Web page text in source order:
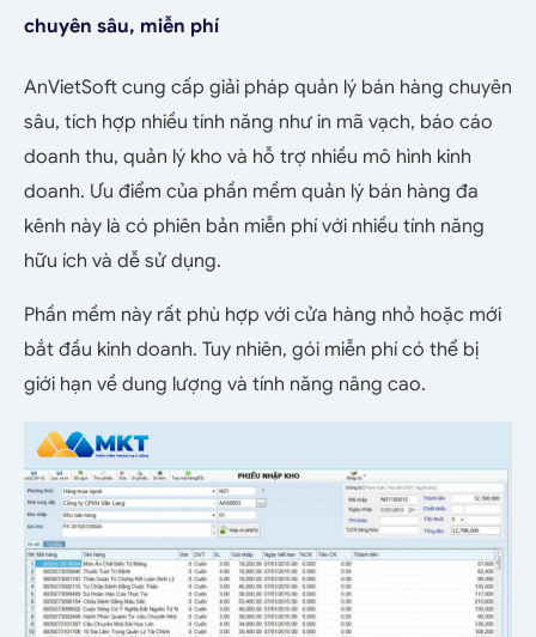
chuyên sâu, miễn phí
AnVietSoft cung cấp giải pháp quản lý bán hàng chuyên
sâu, tích hợp nhiều tính năng như in mã vạch, báo cáo
doanh thu, quản lý kho và hỗ trợ nhiều mô hình kinh
doanh. Ưu điểm của phần mềm quản lý bán hàng đa
kênh này là có phiên bản miễn phí với nhiều tính năng
hữu ích và dễ sử dụng.
Phần mềm này rất phù hợp với cửa hàng nhỏ hoặc mới
bắt đầu kinh doanh. Tuy nhiên, gói miễn phí có thể bị
giới hạn về dung lượng và tính năng nâng cao.